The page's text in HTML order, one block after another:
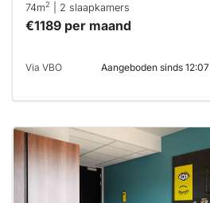
74m2 | 2 slaapkamers
€1189 per maand
Via VBO Aangeboden sinds 12:07
Deze woning
waarschijnlijk